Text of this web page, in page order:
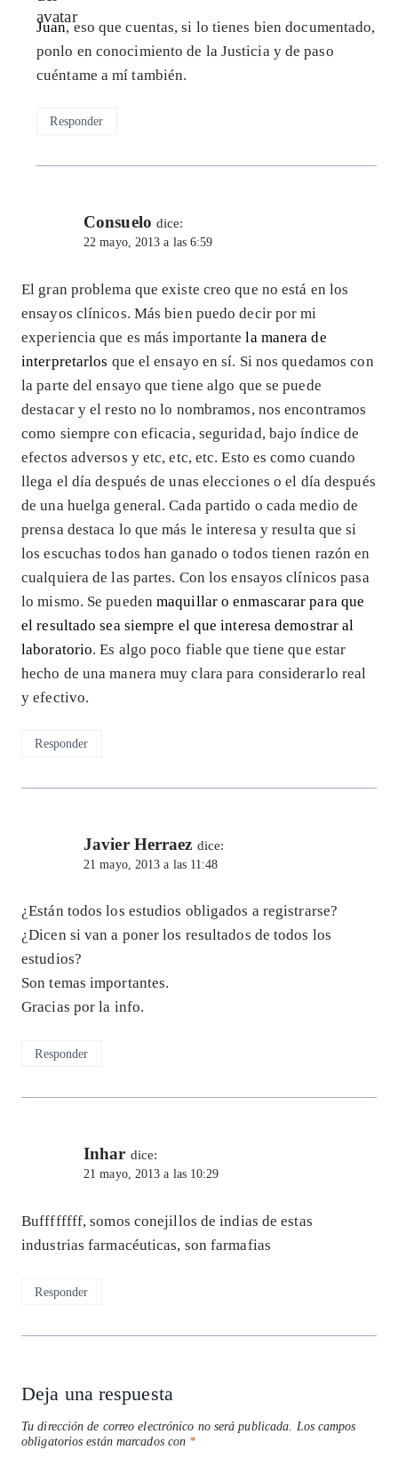
Juan, eso que cuentas, si lo tienes bien documentado,
ponlo en conocimiento de la Justicia y de paso
cuéntame a mí también.
Responder
Consuelo dice:
22 mayo, 2013 a las 6:59
El gran problema que existe creo que no está en los
ensayos clínicos. Más bien puedo decir por mi
experiencia que es más importantela manera de
interpretarlos que el ensayo en sí. Si nos quedamos con
la parte del ensayo que tiene algo que se puede
destacar y el resto no lo nombramos, nos encontramos
como siempre con eficacia, seguridad, bajo índice de
efectos adversos y etc, etc, etc. Esto es como cuando
llega el día después de unas elecciones o el día después
de una huelga general. Cada partido o cada medio de
prensa destaca lo que más le interesa y resulta que si
los escuchas todos han ganado o todos tienen razón en
cualquiera de las partes. Con los ensayos clínicos pasa
lo mismo. Se puedenmaquillar o enmascarar para que
el resultado sea siempre el que interesa demostrar al
laboratorio. Es algo poco fiable que tiene que estar
hecho de una manera muy clara para considerarlo real
y efectivo.
Responder
Javier Herraez dice:
21 mayo, 2013 a las 11:48
¿Están todos los estudios obligados a registrarse?
¿Dicen si van a poner los resultados de todos los
estudios?
Son temas importantes.
Gracias por la info.
Responder
Inhar dice:
21 mayo, 2013 a las 10:29
Buffffffff, somos conejillos de indias de estas
industrias farmacéuticas, son farmafias
Responder
Deja una respuesta
Tu dirección de correo electrónico no será publicada. Los campos
obligatorios están marcados con *